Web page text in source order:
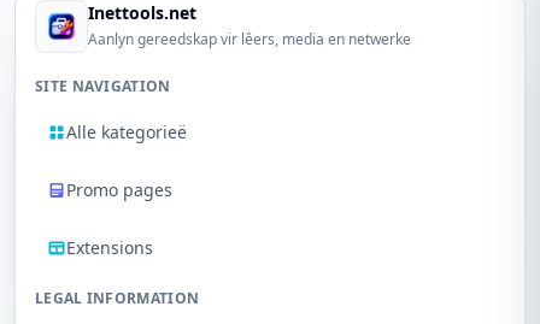
Inettools.net
Aanlyn gereedskap vir lêers, media en netwerke
SITE NAVIGATION
Alle kategorieë
Promo pages
Extensions
LEGAL INFORMATION